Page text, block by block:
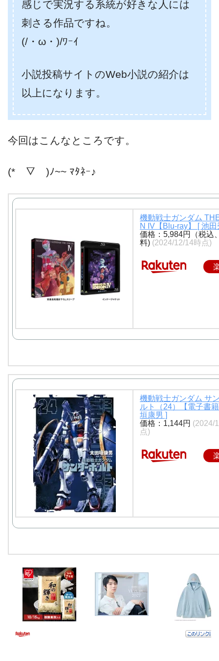
感じで実況する系統が好きな人には
刺さる作品ですね。
(/・ω・)/ﾜｰｲ
小説投稿サイトのWeb小説の紹介は
以上になります。
今回はこんなところです。
(*￣▽￣)ﾉ~~ ﾏﾀﾈｰ♪
機動戦士ガンダム
N IV【Blu-ray】 [ 池田
価格：5,984円（税込
料) (2024/12/14時点)
機動戦士ガンダム サ
ルト（24）【電子書
垣康男 ]
価格：1,144円 (2024/
点)